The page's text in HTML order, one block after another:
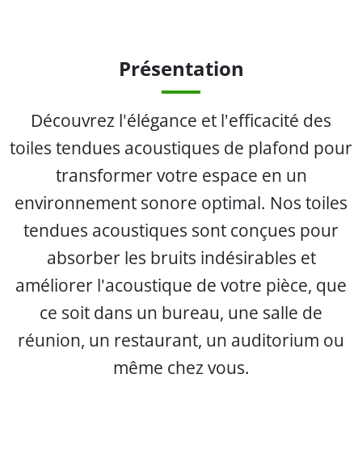
Présentation
Découvrez l'élégance et l'efficacité des
toiles tendues acoustiques de plafond pour
transformer votre espace en un
environnement sonore optimal. Nos toiles
tendues acoustiques sont conçues pour
absorber les bruits indésirables et
améliorer l'acoustique de votre pièce, que
ce soit dans un bureau, une salle de
réunion, un restaurant, un auditorium ou
même chez vous.